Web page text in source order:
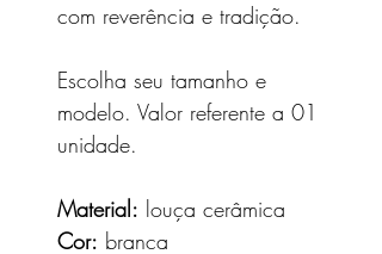
com reverência e tradição.
Escolha seu tamanho e
modelo. Valor referente a 01
unidade.
Material: louça cerâmica
Cor: branca